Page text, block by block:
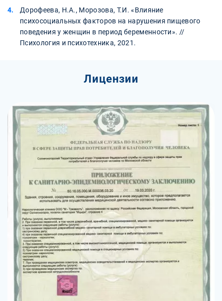
Дорофеева, Н.А., Морозова, Т.И. «Влияние
психосоциальных факторов на нарушения пищевого
поведения у женщин в период беременности». //
Психология и психотехника, 2021.
Лицензии